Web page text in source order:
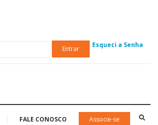
Entrar Esqueci a Senha
FALE CONOSCO Associe-se